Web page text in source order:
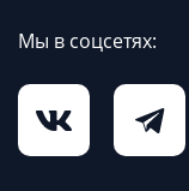
Мы в соцсетях: